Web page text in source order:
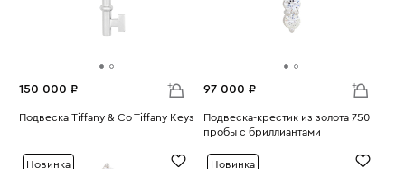
150 000 ₽
Подвеска Tiffany & Co Tiffany Keys
97 000 ₽
Подвеска-крестик из золота 750
пробы с бриллиантами
Новинка Новинка